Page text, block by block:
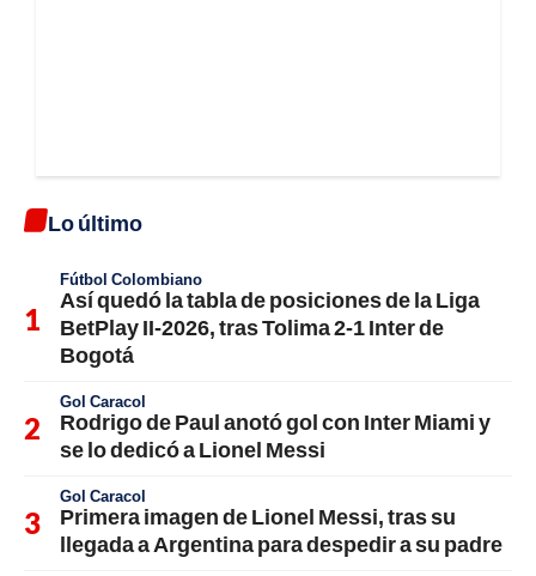
Lo último
Fútbol Colombiano
Así quedó la tabla de posiciones de la Liga
BetPlay II-2026, tras Tolima 2-1 Inter de
Bogotá
Gol Caracol
Rodrigo de Paul anotó gol con Inter Miami y
se lo dedicó a Lionel Messi
Gol Caracol
Primera imagen de Lionel Messi, tras su
llegada a Argentina para despedir a su padre